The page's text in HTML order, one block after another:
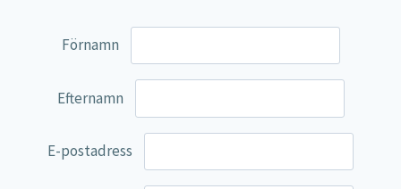
2,5 mg
125 XU
Hemicellulas
Fyllnadsmedel (risfiber), multienzym
Förnamn
Efternamn
E-postadress